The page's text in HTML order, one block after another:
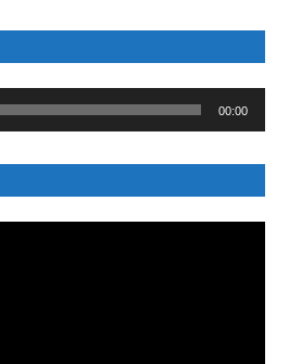
00:00